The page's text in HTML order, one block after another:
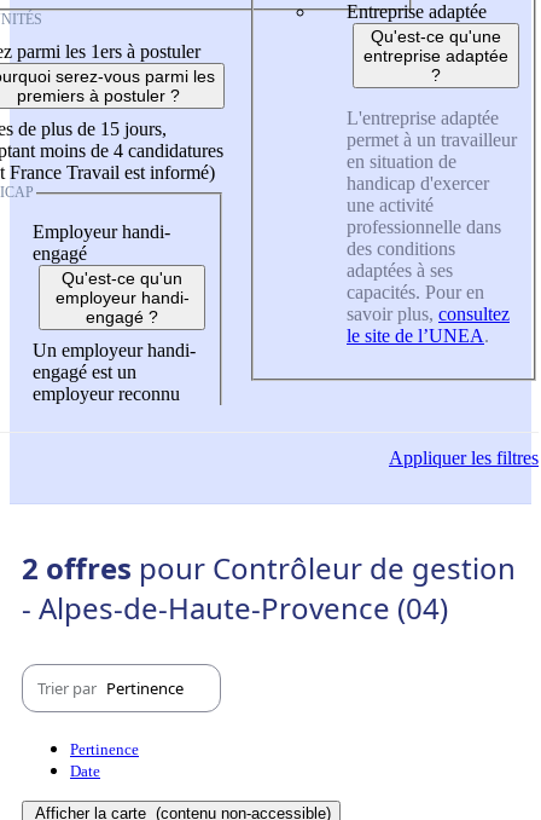
parmi les 1ers à postuler
serez-vous parmi les
premiers à postuler ?
de plus de 15 jours,
moins de 4 candidatures
France Travail est informé)
Employeur handi-
engagé
Qu'est-ce qu'un
employeur handi-
engagé ?
Un employeur handi-
engagé est un
employeur reconnu
Entreprise adaptée
Qu'est-ce qu'une
entreprise adaptée
?
L'entreprise adaptée
permet à un travailleur
en situation de
handicap d'exercer
une activité
professionnelle dans
des conditions
adaptées à ses
capacités. Pour en
savoir plus, consultez
le site de l’UNEA.
Appliquerles filtres
2 offres pour Contrôleur de gestion
- Alpes-de-Haute-Provence (04)
Trier par Pertinence
Pertinence
Date
Afficher la carte (contenu non-accessible)